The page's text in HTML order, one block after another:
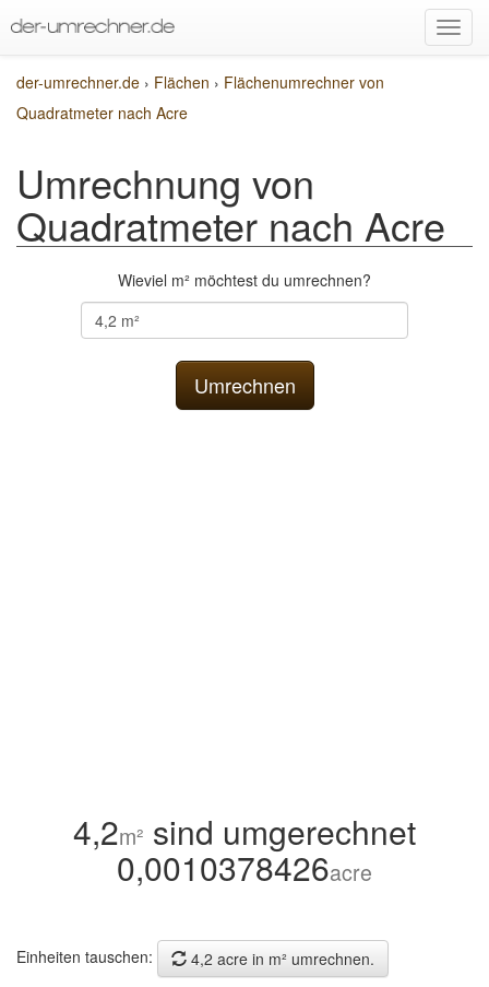
der-umrechner.de › Flächen › Flächenumrechner von
Quadratmeter nach Acre
Umrechnung von
Quadratmeter nach Acre
Wieviel m² möchtest du umrechnen?
4,2m² sind umgerechnet
0,0010378426acre
Einheiten tauschen:
4,2 acre in m² umrechnen.